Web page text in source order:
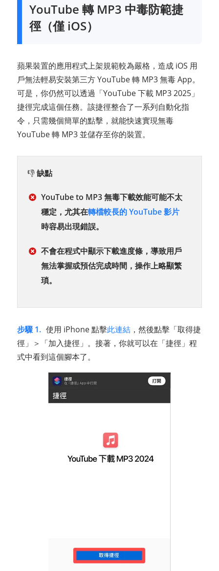
YouTube 轉 MP3 中毒防範捷
徑（僅 iOS）
蘋果裝置的應用程式上架規範較為嚴格，造成 iOS 用
戶無法輕易安裝第三方 YouTube 轉 MP3 無毒 App。
可是，你仍然可以透過「YouTube 下載 MP3 2025」
捷徑完成這個任務。該捷徑整合了一系列自動化指
令，只需幾個簡單的點擊，就能快速實現無毒
YouTube 轉 MP3 並儲存至你的裝置。
👎缺點
YouTube to MP3 無毒下載效能可能不太
穩定，尤其在轉檔較長的 YouTube 影片
時容易出現錯誤。
不會在程式中顯示下載進度條，導致用戶
無法掌握或預估完成時間，操作上略顯繁
瑣。
步驟 1. 使用 iPhone 點擊此連結 ，然後點擊「取得捷
徑」＞「加入捷徑」。接著，你就可以在「捷徑」程
式中看到這個腳本了。